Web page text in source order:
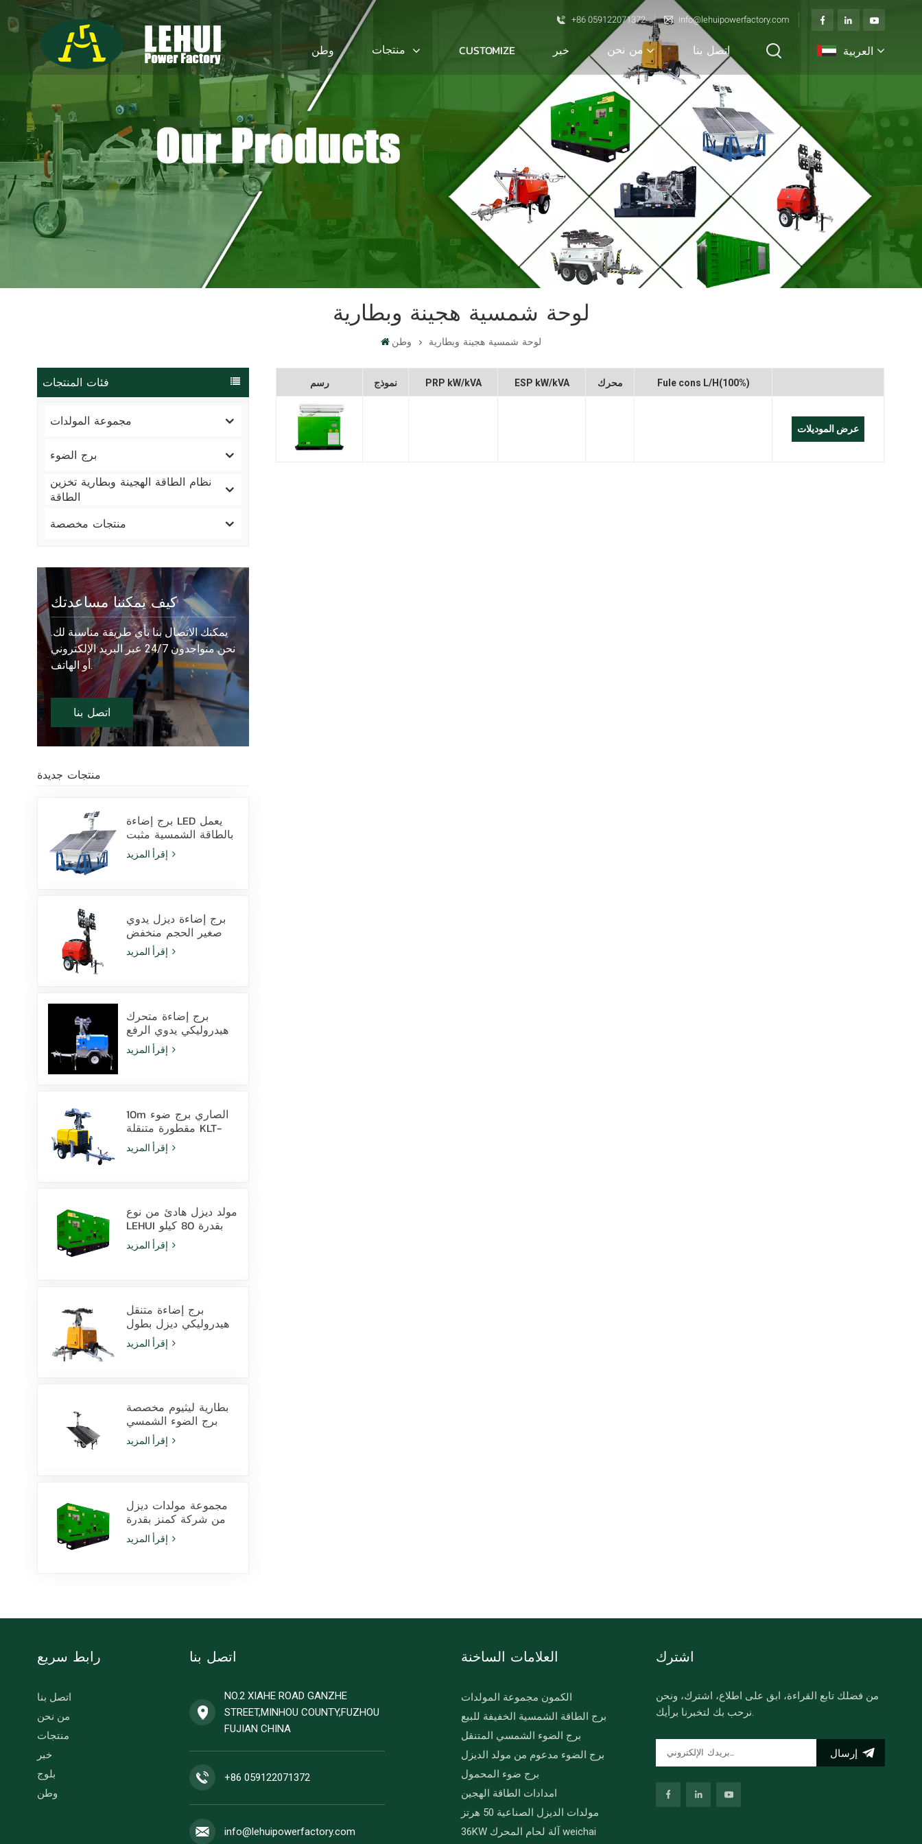
+86 059122071372 info@lehuipowerfactory.com
وطن CUSTOMIZE خبر من نحن اتصل بنا العربية
English
français
Deutsch
italiano
русский
español
لوحة شمسية هجينة وبطارية
وطن لوحة شمسية هجينة وبطارية
فئات المنتجات
مجموعة المولدات
برج الضوء
نظام الطاقة الهجينة وبطارية تخزين
الطاقة
منتجات مخصصة
كيف يمكننا مساعدتك
يمكنك الاتصال بنا بأي طريقة مناسبة لك.
نحن متواجدون 24/7 عبر البريد الإلكتروني
أو الهاتف.
اتصل بنا
منتجات جديدة
برج إضاءة LED يعمل
بالطاقة الشمسية مثبت
على قاعدة انزلاقية،
مزود بمصابيح LED
برج إضاءة ديزل يدوي
صغير الحجم منخفض
مصابيح هاليد معدنية
برج إضاءة متحرك
هيدروليكي يدوي الرفع
بارتفاع 9 أمتار مزود
بمصابيح LED ومصابيح
10m الصاري برج ضوء
مقطورة متنقلة KLT-
10000V المراقبة
مولد ديزل هادئ من نوع
LEHUI بقدرة 80 كيلو
فولت أمبير يعمل
بمحرك Cummins
برج إضاءة متنقل
هيدروليكي ديزل بطول
9 أمتار مزود بمصابيح
LED بقدرة 350 وات
بطارية ليثيوم مخصصة
برج الضوء الشمسي
600W مصابيح LED مع
انزلاق
مجموعة مولدات ديزل
من شركة كمنز بقدرة
425 كيلو فولت أمبير،
طراز 6ZTAA13-G2،
رسم نموذج PRP kW/kVA ESP kW/kVA محرك Fule cons L/H(100%)
عرض الموديلات
رابط سريع
اتصل بنا
من نحن
منتجات
خبر
بلوج
وطن
اتصل بنا
NO.2 XIAHE ROAD GANZHE
STREET,MINHOU COUNTY,FUZHOU
FUJIAN CHINA
+86 059122071372
info@lehuipowerfactory.com
العلامات الساخنة
الكمون مجموعة المولدات
برج الطاقة الشمسية الخفيفة للبيع
برج الضوء الشمسي المتنقل
برج الضوء مدعوم من مولد الديزل
برج ضوء المحمول
امدادات الطاقة الهجين
مولدات الديزل الصناعية 50 هرتز
36KW آلة لحام المحرك weichai
اشترك
من فضلك تابع القراءة، ابق على اطلاع، اشترك، ونحن
نرحب بك لتخبرنا برأيك.
إرسال